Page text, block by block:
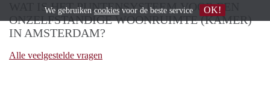
WAT IS HET PUNTENSYSTEEM VOOR EEN
ONZELFSTANDIGE WOONRUIMTE (KAMER)
IN AMSTERDAM?
Alle veelgestelde vragen
We gebruiken cookies voor de beste service OK!